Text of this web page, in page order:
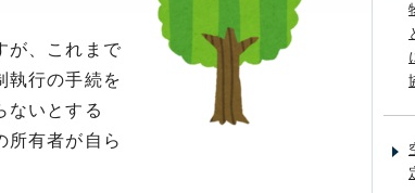
が、これまで
執行の手続を
ないとする
所有者が自ら